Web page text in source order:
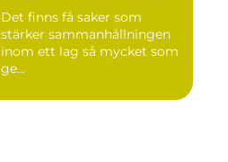
Det finns få saker som
stärker sammanhållningen
inom ett lag så mycket som
ge...